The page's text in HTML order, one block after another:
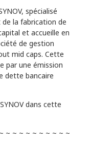
spécialisé
la fabrication de
et accueille en
de gestion
mid caps. Cette
par une émission
dette bancaire
dans cette
~ ~ ~ ~ ~ ~ ~ ~ ~ ~